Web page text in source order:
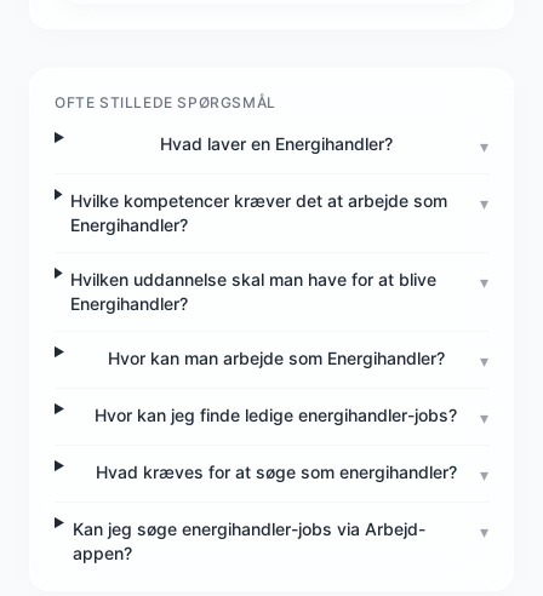
OFTE STILLEDE SPØRGSMÅL
Hvad laver en Energihandler? ▾
Hvilke kompetencer kræver det at arbejde som
Energihandler?
▾
Hvilken uddannelse skal man have for at blive
Energihandler?
▾
Hvor kan man arbejde som Energihandler? ▾
Hvor kan jeg finde ledige energihandler-jobs? ▾
Hvad kræves for at søge som energihandler? ▾
Kan jeg søge energihandler-jobs via Arbejd-
appen?
▾